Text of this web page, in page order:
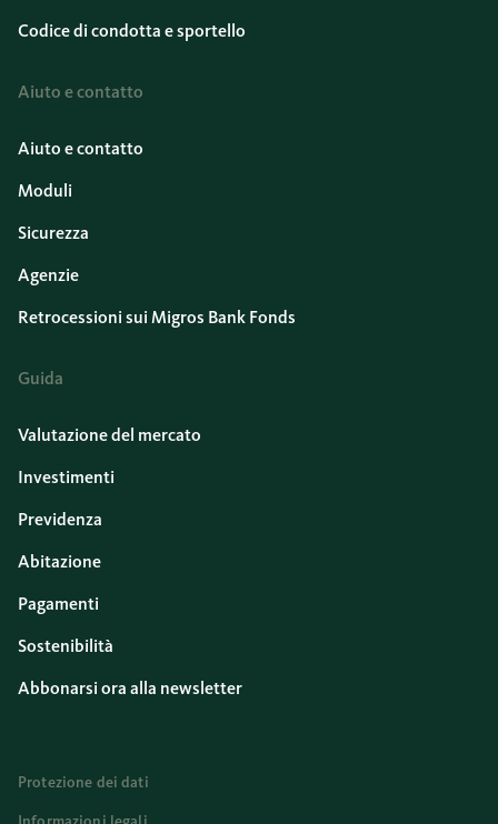
Codice di condotta e sportello
Aiuto e contatto
Aiuto e contatto
Moduli
Sicurezza
Agenzie
Retrocessioni sui Migros Bank Fonds
Guida
Valutazione del mercato
Investimenti
Previdenza
Abitazione
Pagamenti
Sostenibilità
Abbonarsi ora alla newsletter
Protezione dei dati